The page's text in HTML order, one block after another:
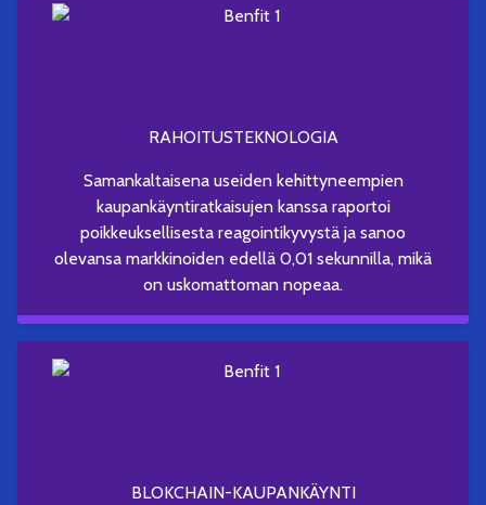
RAHOITUSTEKNOLOGIA
Samankaltaisena useiden kehittyneempien
kaupankäyntiratkaisujen kanssa raportoi
poikkeuksellisesta reagointikyvystä ja sanoo
olevansa markkinoiden edellä 0,01 sekunnilla, mikä
on uskomattoman nopeaa.
BLOKCHAIN-KAUPANKÄYNTI